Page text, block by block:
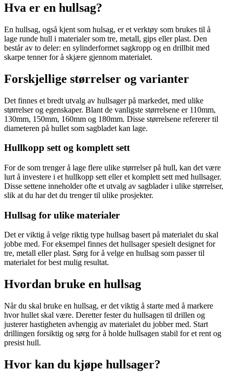
Hva er en hullsag?
En hullsag, også kjent som hulsag, er et verktøy som brukes til å
lage runde hull i materialer som tre, metall, gips eller plast. Den
består av to deler: en sylinderformet sagkropp og en drillbit med
skarpe tenner for å skjære gjennom materialet.
Forskjellige størrelser og varianter
Det finnes et bredt utvalg av hullsager på markedet, med ulike
størrelser og egenskaper. Blant de vanligste størrelsene er 110mm,
130mm, 150mm, 160mm og 180mm. Disse størrelsene refererer til
diameteren på hullet som sagbladet kan lage.
Hullkopp sett og komplett sett
For de som trenger å lage flere ulike størrelser på hull, kan det være
lurt å investere i et hullkopp sett eller et komplett sett med hullsager.
Disse settene inneholder ofte et utvalg av sagblader i ulike størrelser,
slik at du har det du trenger til ulike prosjekter.
Hullsag for ulike materialer
Det er viktig å velge riktig type hullsag basert på materialet du skal
jobbe med. For eksempel finnes det hullsager spesielt designet for
tre, metall eller plast. Sørg for å velge en hullsag som passer til
materialet for best mulig resultat.
Hvordan bruke en hullsag
Når du skal bruke en hullsag, er det viktig å starte med å markere
hvor hullet skal være. Deretter fester du hullsagen til drillen og
justerer hastigheten avhengig av materialet du jobber med. Start
drillingen forsiktig og sørg for å holde hullsagen stabil for et rent og
presist hull.
Hvor kan du kjøpe hullsager?